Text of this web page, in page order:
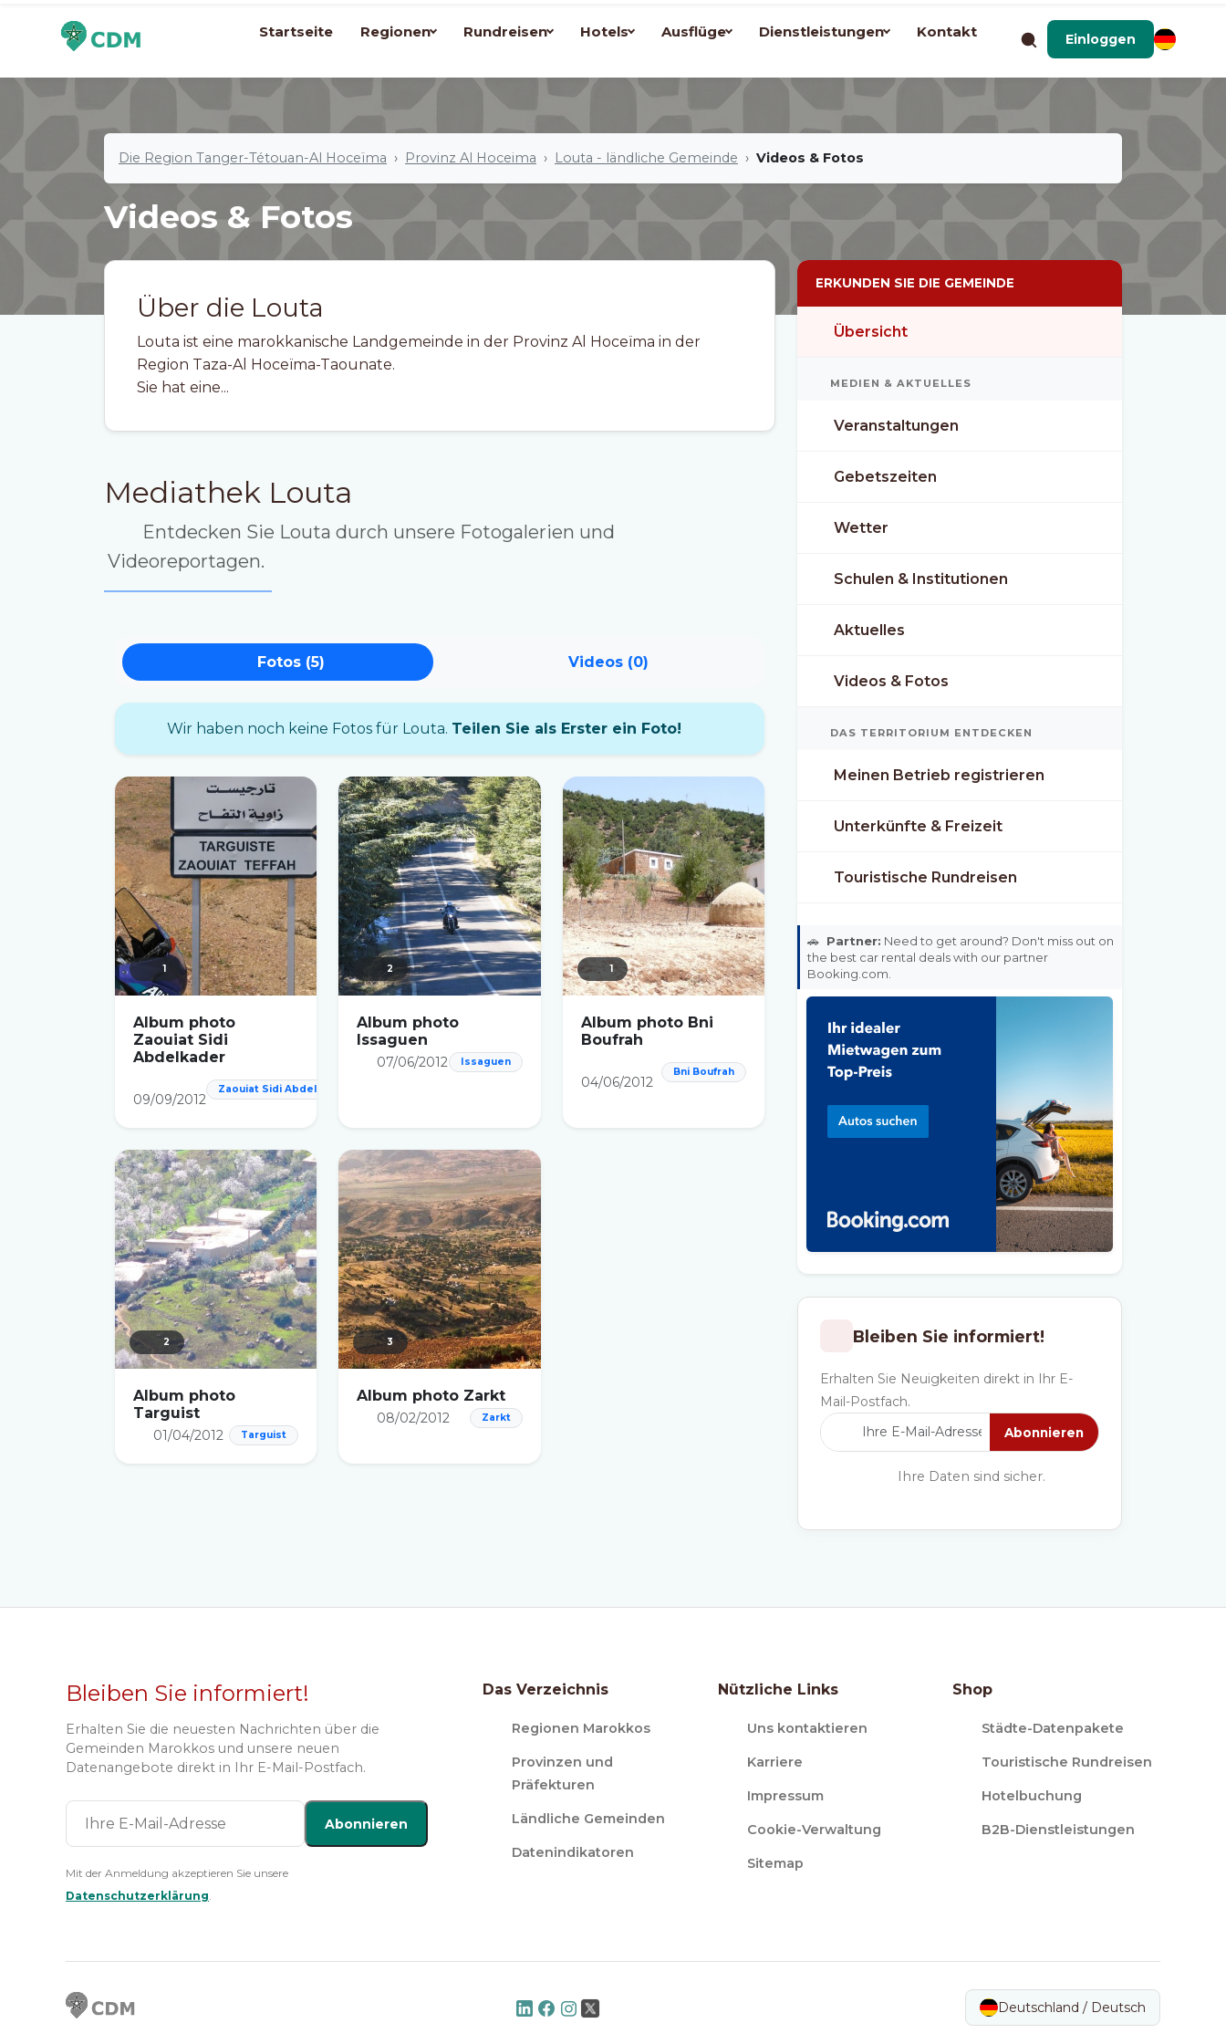
Startseite Regionen Rundreisen Hotels Ausflüge Dienstleistungen Kontakt Einloggen
Die Region Tanger-Tétouan-Al Hoceïma Provinz Al Hoceima Louta - ländliche Gemeinde Videos & Fotos
Videos & Fotos
Über die Louta
Louta ist eine marokkanische Landgemeinde in der Provinz Al Hoceïma in der
Region Taza-Al Hoceïma-Taounate.
Sie hat eine...
Mediathek Louta
Entdecken Sie Louta durch unsere Fotogalerien und
Videoreportagen.
Fotos (5) Videos (0)
Wir haben noch keine Fotos für Louta. Teilen Sie als Erster ein Foto!
1
Album photo
Zaouiat Sidi
Abdelkader
09/09/2012
Zaouiat Sidi Abdelkader
2
Album photo
Issaguen
07/06/2012 Issaguen
1
Album photo Bni
Boufrah
04/06/2012
Bni Boufrah
2
Album photo
Targuist
01/04/2012 Targuist
3
Album photo Zarkt
08/02/2012 Zarkt
ERKUNDEN SIE DIE GEMEINDE
Übersicht
MEDIEN & AKTUELLES
Veranstaltungen
Gebetszeiten
Wetter
Schulen & Institutionen
Aktuelles
Videos & Fotos
DAS TERRITORIUM ENTDECKEN
Meinen Betrieb registrieren
Unterkünfte & Freizeit
Touristische Rundreisen
🚗 Partner: Need to get around? Don't miss out on
the best car rental deals with our partner
Booking.com.
Bleiben Sie informiert!
Erhalten Sie Neuigkeiten direkt in Ihr E-
Mail-Postfach.
Abonnieren
Ihre Daten sind sicher.
Bleiben Sie informiert!
Erhalten Sie die neuesten Nachrichten über die
Gemeinden Marokkos und unsere neuen
Datenangebote direkt in Ihr E-Mail-Postfach.
Abonnieren
Mit der Anmeldung akzeptieren Sie unsere
Datenschutzerklärung.
Das Verzeichnis
Regionen Marokkos
Provinzen und
Präfekturen
Ländliche Gemeinden
Datenindikatoren
Nützliche Links
Uns kontaktieren
Karriere
Impressum
Cookie-Verwaltung
Sitemap
Shop
Städte-Datenpakete
Touristische Rundreisen
Hotelbuchung
B2B-Dienstleistungen
Deutschland / Deutsch